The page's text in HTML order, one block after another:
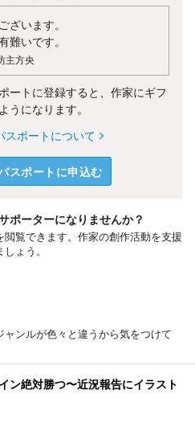
ざいます。
難いです。
主方央
ートに登録すると、作家にギフ
うになります。
スポートについて
スポートに申込む
ポーターになりませんか？
覧できます。作家の創作活動を支援
しょう。
ンルが色々と違うから気をつけて
ン絶対勝つ〜近況報告にイラスト